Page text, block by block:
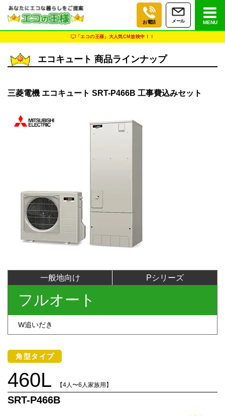
お電話 メール MENU
「エコの王様」大人気CM放映中！！
エコキュート 商品ラインナップ
三菱電機 エコキュート SRT-P466B 工事費込みセット
一般地向け Pシリーズ
フルオート
W追いだき
角型タイプ
460L 【4人〜6人家族用】
SRT-P466B